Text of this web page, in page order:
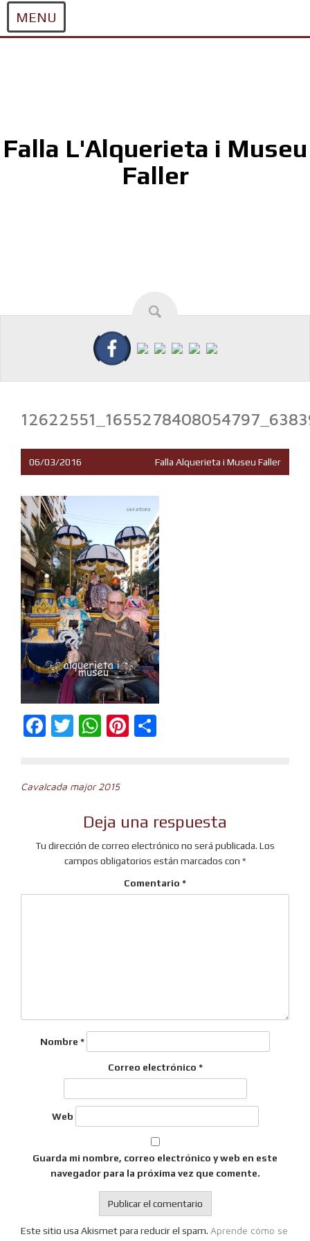
MENU
Falla L'Alquerieta i Museu
Faller
06/03/2016 Falla Alquerieta i Museu Faller
Facebook
Twitter
WhatsApp
Pinterest
Navegación
entradas
Cavalcada major 2015
Deja una respuesta
Tu dirección de correo electrónico no será publicada. Los
campos obligatorios están marcados con *
Comentario *
Nombre *
Correo electrónico *
Web
Guarda mi nombre, correo electrónico y web en este
navegador para la próxima vez que comente.
Este sitio usa Akismet para reducir el spam. Aprende cómo se